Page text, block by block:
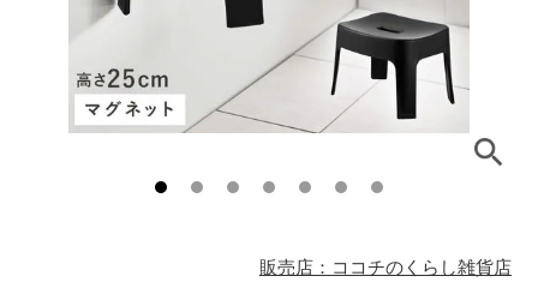
販売店：ココチのくらし雑貨店